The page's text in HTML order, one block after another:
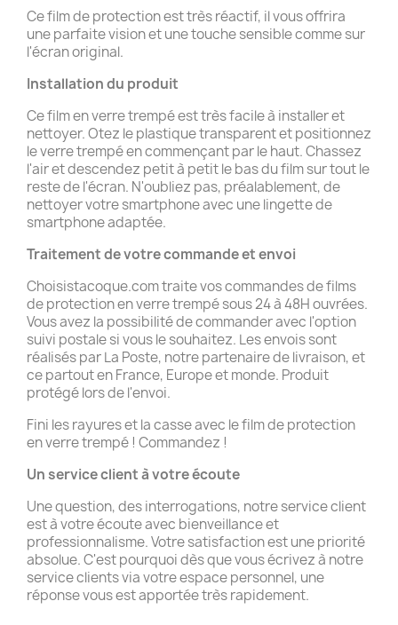
Ce film de protection est très réactif, il vous offrira
une parfaite vision et une touche sensible comme sur
l'écran original.
Installation du produit
Ce film en verre trempé est très facile à installer et
nettoyer. Otez le plastique transparent et positionnez
le verre trempé en commençant par le haut. Chassez
l'air et descendez petit à petit le bas du film sur tout le
reste de l'écran. N'oubliez pas, préalablement, de
nettoyer votre smartphone avec une lingette de
smartphone adaptée.
Traitement de votre commande etenvoi
Choisistacoque.com traite vos commandes de films
de protection en verre trempé sous 24 à 48H ouvrées.
Vous avez la possibilité de commander avec l'option
suivi postale si vous le souhaitez. Les envois sont
réalisés par La Poste, notre partenaire de livraison, et
ce partout en France, Europe et monde. Produit
protégé lors de l'envoi.
Fini les rayures et la casse avec le film de protection
en verre trempé ! Commandez !
Un service client à votre écoute
Une question, des interrogations, notre service client
est à votre écoute avec bienveillance et
professionnalisme. Votre satisfaction est une priorité
absolue. C'est pourquoi dès que vous écrivez à notre
service clients via votre espace personnel, une
réponse vous est apportée très rapidement.